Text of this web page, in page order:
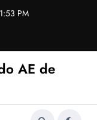
PM
AE de